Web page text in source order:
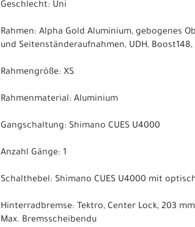
Geschlecht: Uni
Rahmen: Alpha Gold Aluminium, gebogenes
und Seitenständeraufnahmen, UDH, Boost148,
Rahmengröße: XS
Rahmenmaterial: Aluminium
Gangschaltung: Shimano CUES U4000
Anzahl Gänge: 1
Schalthebel: Shimano CUES U4000 mit
Hinterradbremse: Tektro, Center Lock, 203 mm
Max. Bremsscheibendu